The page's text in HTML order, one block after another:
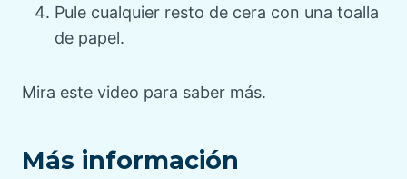
Pule cualquier resto de cera con una toalla
de papel.
Mira este video para saber más.
Más información